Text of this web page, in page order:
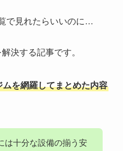
で見れたらいいのに…
決する記事です。
ムを網羅してまとめた内容
は十分な設備の揃う安